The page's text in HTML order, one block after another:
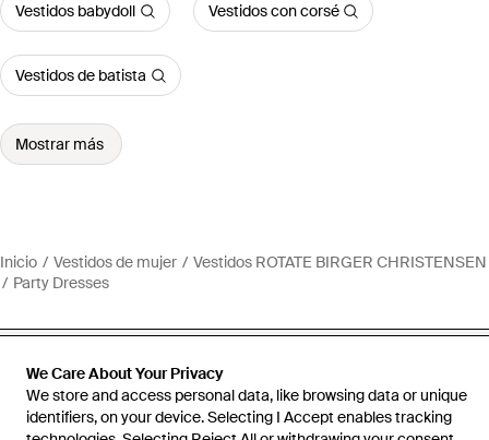
We Care About Your Privacy
We store and access personal data, like browsing data or unique
identifiers, on your device. Selecting I Accept enables tracking
Vestidos babydoll Vestidos con corsé
Vestidos de batista
Mostrar más
Inicio Vestidos de mujer
Vestidos ROTATE BIRGER CHRISTENSEN
Party Dresses
Ayuda e información